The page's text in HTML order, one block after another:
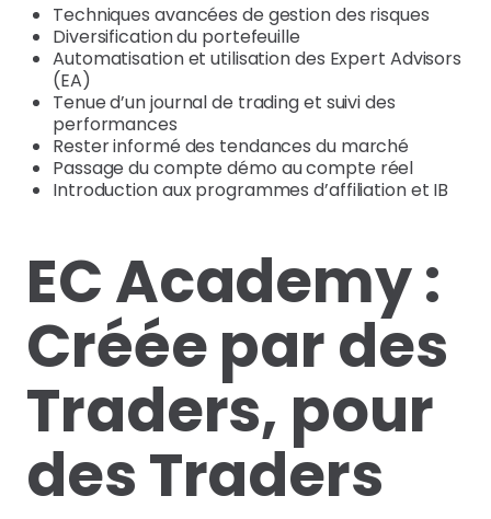
Techniques avancées de gestion des risques
Diversification du portefeuille
Automatisation et utilisation des Expert Advisors
(EA)
Tenue d’un journal de trading et suivi des
performances
Rester informé des tendances du marché
Passage du compte démo au compte réel
Introduction aux programmes d’affiliation et IB
EC Academy :
Créée par des
Traders, pour
des Traders